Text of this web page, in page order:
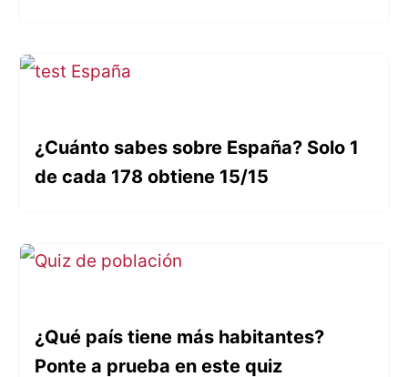
¿Cuánto sabes sobre España? Solo 1
de cada 178 obtiene 15/15
¿Qué país tiene más habitantes?
Ponte a prueba en este quiz